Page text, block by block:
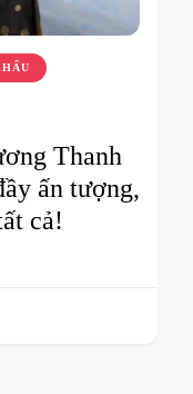
Thanh
ấn tượng,
cả!